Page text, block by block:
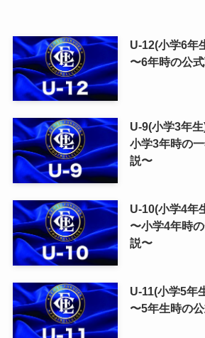
U-12(小学6年
〜6年時の公
U-9(小学3年
小学3年時の
説〜
U-10(小学4年
〜小学4年時
説〜
U-11(小学5年
〜5年生時の